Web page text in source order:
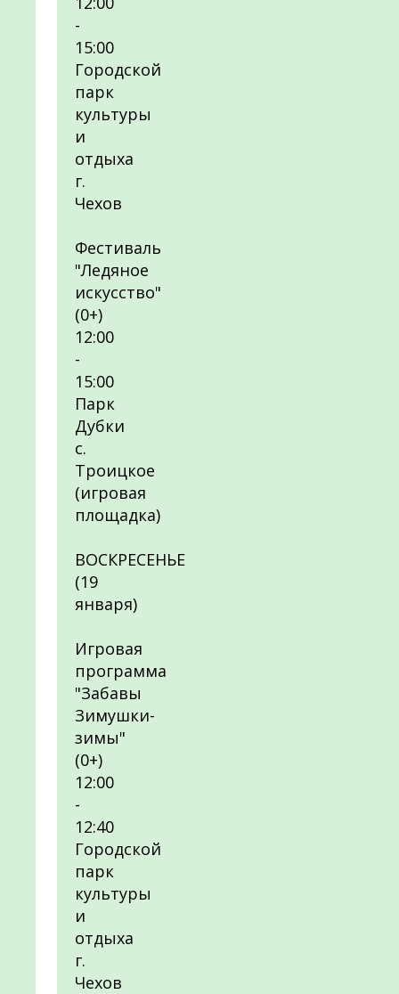
-
15:00
Городской
парк
культуры
и
отдыха
г.
Чехов
Фестиваль
"Ледяное
искусство"
(0+)
12:00
-
15:00
Парк
Дубки
с.
Троицкое
(игровая
площадка)
ВОСКРЕСЕНЬЕ
(19
января)
Игровая
программа
"Забавы
Зимушки-
зимы"
(0+)
12:00
-
12:40
Городской
парк
культуры
и
отдыха
г.
Чехов